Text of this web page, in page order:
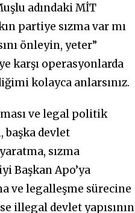
adındaki MİT
partiye sızma var mı
önleyin, yeter”
karşı operasyonlarda
kolayca anlarsınız.
ve legal politik
başka devlet
sızma
Başkan Apo’ya
ve legalleşme sürecine
illegal devlet yapısının